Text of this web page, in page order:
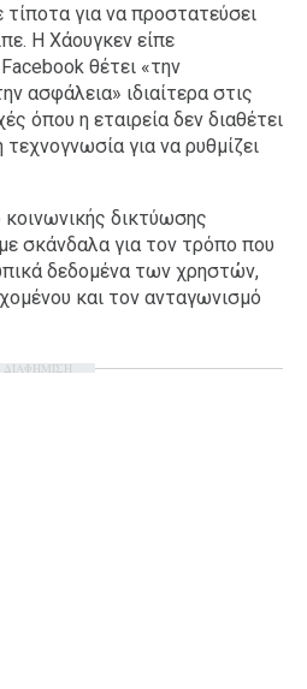
τίποτα για να προστατεύσει
Η Χάουγκεν είπε
θέτει «την
ασφάλεια» ιδιαίτερα στις
όπου η εταιρεία δεν διαθέτει
για να ρυθμίζει
δικτύωσης
σκάνδαλα για τον τρόπο που
δεδομένα των χρηστών,
και τον ανταγωνισμό
ΔΙΑΦΗΜΙΣΗ